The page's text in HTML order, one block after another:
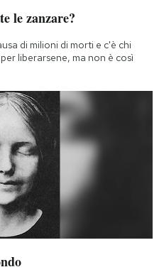
le zanzare?
di milioni di morti e c'è chi
liberarsene, ma non è così